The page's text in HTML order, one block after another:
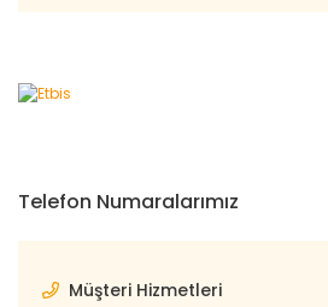
Telefon Numaralarımız
Müşteri Hizmetleri